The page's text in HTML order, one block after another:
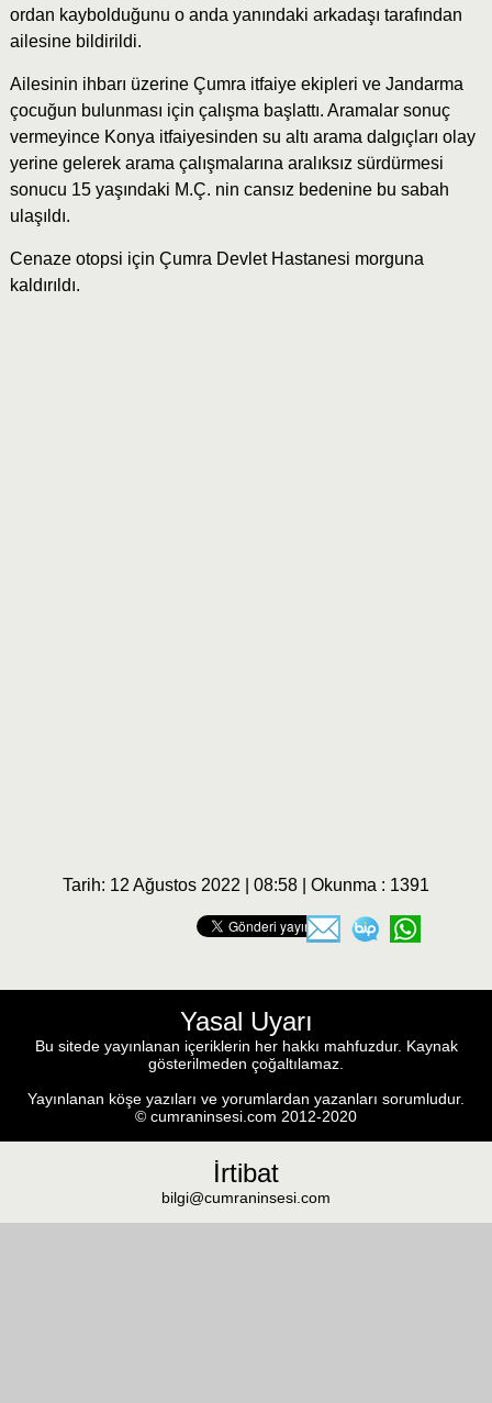
ordan kaybolduğunu o anda yanındaki arkadaşı tarafından
ailesine bildirildi.
Ailesinin ihbarı üzerine Çumra itfaiye ekipleri ve Jandarma
çocuğun bulunması için çalışma başlattı. Aramalar sonuç
vermeyince Konya itfaiyesinden su altı arama dalgıçları olay
yerine gelerek arama çalışmalarına aralıksız sürdürmesi
sonucu 15 yaşındaki M.Ç. nin cansız bedenine bu sabah
ulaşıldı.
Cenaze otopsi için Çumra Devlet Hastanesi morguna
kaldırıldı.
Tarih: 12 Ağustos 2022 | 08:58 | Okunma : 1391
Yasal Uyarı
Bu sitede yayınlanan içeriklerin her hakkı mahfuzdur. Kaynak
gösterilmeden çoğaltılamaz.
Yayınlanan köşe yazıları ve yorumlardan yazanları sorumludur.
© cumraninsesi.com 2012-2020
İrtibat
bilgi@cumraninsesi.com